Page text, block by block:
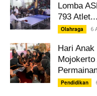
Lomba
793 Atlet...
Olahraga 6
Hari
Pendidikan